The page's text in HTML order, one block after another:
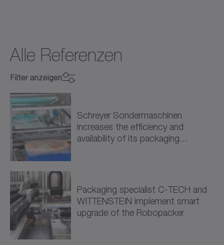
Alle Referenzen
Filter anzeigen
Branche auswählen
Maschinenbau (9)
Werkzeugmaschinen (3)
Verpackung (5)
Verarbeitung (1)
Energie (1)
Branche auswählen
Schreyer Sondermaschinen
increases the efficiency and
availability of its packaging
Packaging specialist C-TECH and
WITTENSTEIN implement smart
upgrade of the Robopacker